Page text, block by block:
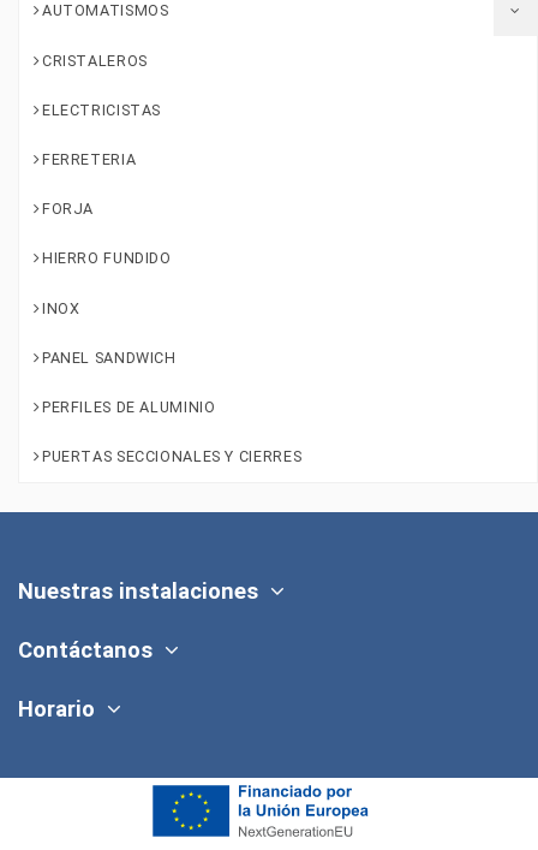
AUTOMATISMOS
CRISTALEROS
ELECTRICISTAS
FERRETERIA
FORJA
HIERRO FUNDIDO
INOX
PANEL SANDWICH
PERFILES DE ALUMINIO
PUERTAS SECCIONALES Y CIERRES
Nuestras instalaciones
Contáctanos
Horario